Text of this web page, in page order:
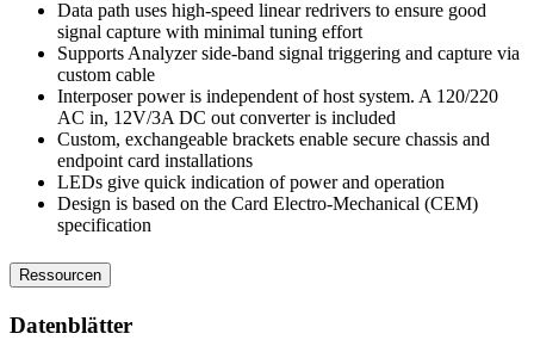
Data path uses high-speed linear redrivers to ensure good
signal capture with minimal tuning effort
Supports Analyzer side-band signal triggering and capture via
custom cable
Interposer power is independent of host system. A 120/220
AC in, 12V/3A DC out converter is included
Custom, exchangeable brackets enable secure chassis and
endpoint card installations
LEDs give quick indication of power and operation
Design is based on the Card Electro-Mechanical (CEM)
specification
Ressourcen
Datenblätter